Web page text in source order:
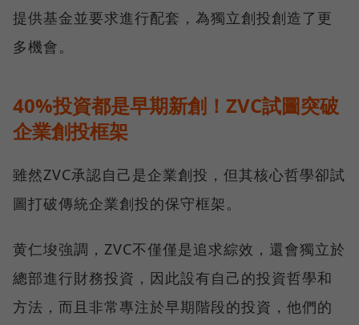
提供基金並要求進行配套，為獨立創投創造了更
多機會。
40%投資都是早期新創！ZVC試圖突破
企業創投框架
雖然ZVC承認自己是企業創投，但其核心哲學卻試
圖打破傳統企業創投的保守框架。
黄仁埈強調，ZVC不僅僅是追求綜效，還會獨立於
總部進行財務投資，因此設有自己的投資哲學和
方法，而且非常專注於早期階段的投資，他們的